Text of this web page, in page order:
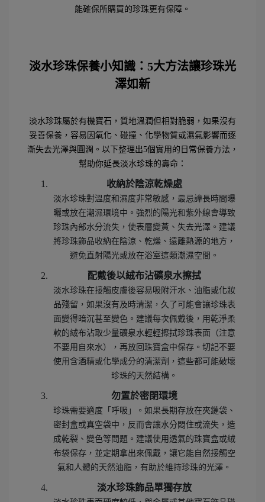
能確保所購買的珍珠更有保障。
淡水珍珠保養小知識：5大方法讓珍珠光
澤如新
淡水珍珠屬於有機寶石，質地溫潤但相對脆弱，如果沒有
妥善保養，容易因氧化、碰撞、化學物質或濕氣影響而逐
漸失去光澤與圓潤。以下整理出5個實用的日常保養方法，
幫助你延長淡水珍珠的壽命：
收納於陰涼乾燥處
淡水珍珠對溫度和濕度非常敏感，最忌諱長時間曝
曬或放在潮濕環境中。強烈的陽光和紫外線會導致
珍珠內部水分流失，使表層變黃、失去光澤。建議
將珍珠飾品收納在陰涼、乾燥、遠離熱源的地方，
避免直射陽光或放在浴室這類潮濕空間。
配戴後以絨布沾礦泉水擦拭
淡水珍珠在接觸皮膚後容易吸附汗水、油脂或化妝
品殘留，如果沒有及時清潔，久了可能會讓珍珠表
面變得暗沉甚至變色。建議每次佩戴後，用乾淨柔
軟的絨布沾取少量礦泉水輕輕擦拭珍珠表面（注意
不要用自來水），再放回珠寶盒中保存。切記不要
使用含酒精或化學成分的清潔劑，這些都可能破壞
珍珠的天然結構。
勿置於密閉環境
珍珠需要適度「呼吸」。如果長期存放在夾鏈袋、
密封盒或真空袋中，反而會讓水分悶住或流失，造
成乾裂、變色等問題。建議使用透氣的珠寶盒或絨
布袋保存，並定期拿出來佩戴，讓它能自然接觸空
氣和人體的天然油脂，有助於維持珍珠的光澤。
淡水珍珠飾品單獨存放